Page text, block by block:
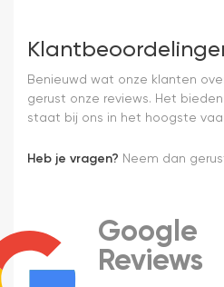
Benieuwd wat onze klanten
gerust onze reviews. Het
staat bij ons in het hoogste
Heb je vragen? Neem dan
Google
Reviews